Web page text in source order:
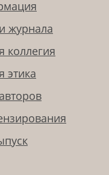
журнала
коллегия
этика